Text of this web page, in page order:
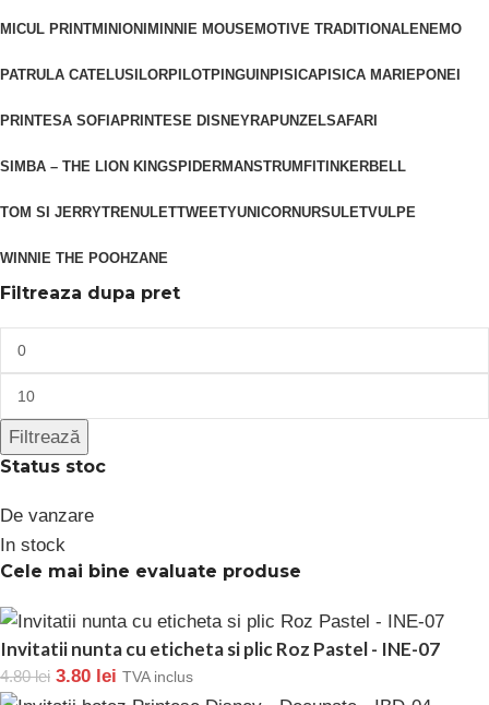
MICUL PRINTMINIONI MINNIE MOUSEMOTIVE TRADITIONALENEMO
PATRULA CATELUSILORPILOTPINGUIN PISICAPISICA MARIEPONEI
PRINTESA SOFIAPRINTESE DISNEYRAPUNZELSAFARI
SIMBA – THE LION KINGSPIDERMANSTRUMFI TINKERBELL
TOM SI JERRYTRENULETTWEETYUNICORNURSULETVULPE
WINNIE THE POOHZANE
Filtreaza dupa pret
Filtrează
Status stoc
De vanzare
In stock
Cele mai bine evaluate produse
Invitatii nunta cu eticheta si plic Roz Pastel - INE-07
4.80lei 3.80 lei TVA inclus